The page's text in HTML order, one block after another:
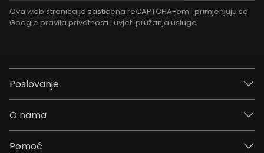
Ova web stranica je zaštićena reCAPTCHA-om i primjenjuju se
Google pravila privatnosti i uvjeti pružanja usluge.
Poslovanje
O nama
Pomoć